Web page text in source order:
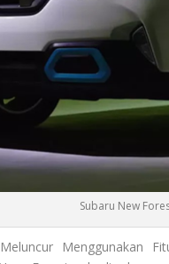
Subaru New
Menggunakan